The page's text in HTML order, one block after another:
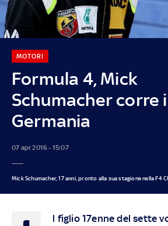
Formula 4, Mick
Schumacher corre
Germania
MOTORI
07 apr 2016 - 15:07
Mick Schumacher, 17 anni, pronto alla sua stagione nella F4
l figlio 17enne del sette